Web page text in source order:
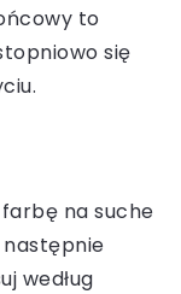
to
się
farbę na suche
następnie
według